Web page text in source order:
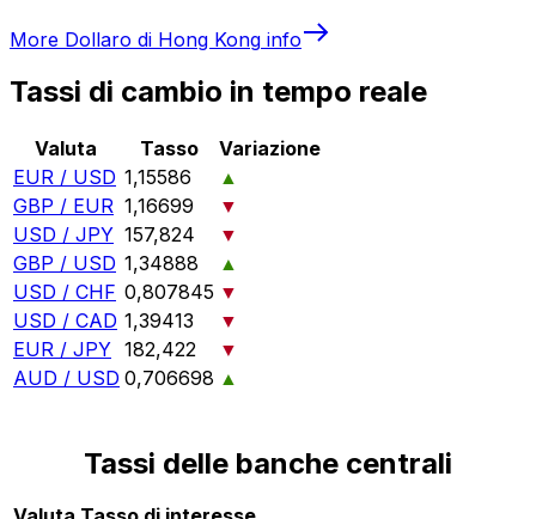
More Dollaro di Hong Kong info
Tassi di cambio in tempo reale
Valuta Tasso
Variazione
EUR / USD 1,15586
▲
GBP / EUR 1,16699
▼
USD / JPY 157,824
▼
GBP / USD 1,34888
▲
USD / CHF 0,807845 ▼
USD / CAD 1,39413
▼
EUR / JPY 182,422
▼
AUD / USD 0,706698 ▲
Tassi delle banche centrali